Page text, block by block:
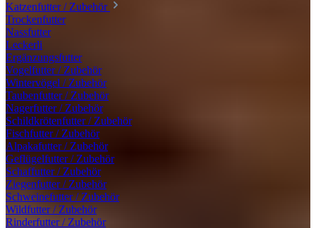
Katzenfutter / Zubehör
Trockenfutter
Nassfutter
Leckerli
Ergänzungsfutter
Vogelfutter / Zubehör
Wintervögel / Zubehör
Taubenfutter / Zubehör
Nagerfutter / Zubehör
Schildkrötenfutter / Zubehör
Fischfutter / Zubehör
Alpakafutter / Zubehör
Geflügelfutter / Zubehör
Schaffutter / Zubehör
Ziegenfutter / Zubehör
Schweinefutter / Zubehör
Wildfutter / Zubehör
Rinderfutter / Zubehör